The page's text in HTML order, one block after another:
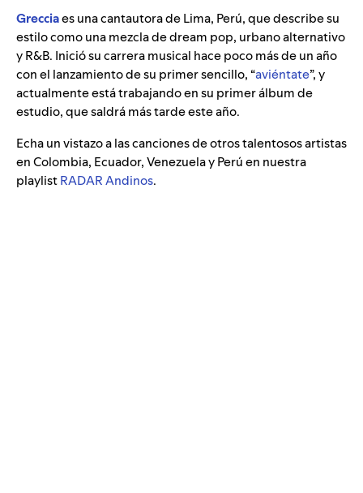
Grecciaes una cantautora de Lima, Perú, que describe su
estilo como una mezcla de dream pop, urbano alternativo
y R&B. Inició su carrera musical hace poco más de un año
con el lanzamiento de su primer sencillo, “aviéntate”, y
actualmente está trabajando en su primer álbum de
estudio, que saldrá más tarde este año.
Echa un vistazo a las canciones de otros talentosos artistas
en Colombia, Ecuador, Venezuela y Perú en nuestra
playlistRADAR Andinos.